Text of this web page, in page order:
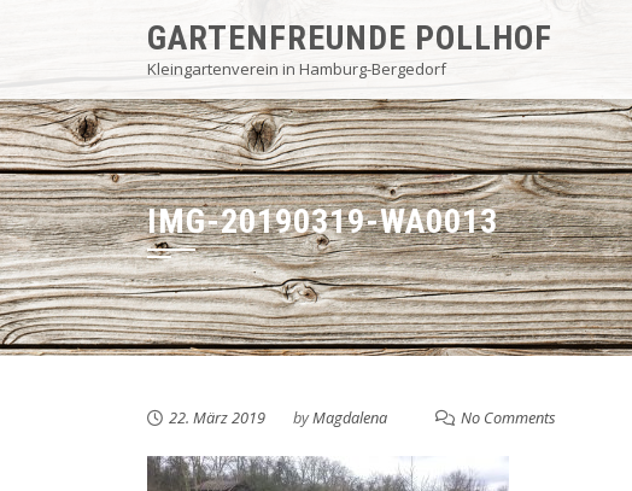
GARTENFREUNDE POLLHOF
Kleingartenverein in Hamburg-Bergedorf
IMG-20190319-WA0013
22. März 2019 byMagdalena No Comments